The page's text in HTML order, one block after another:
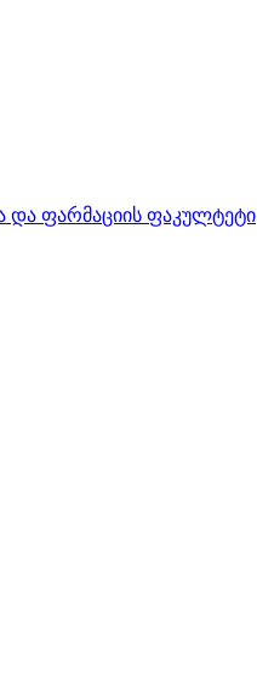
და ფარმაციის ფაკულტეტი